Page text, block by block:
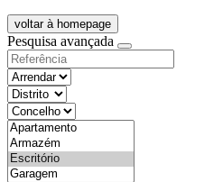
voltar à homepage
Pesquisa avançada
objective
districtId
countyId
types